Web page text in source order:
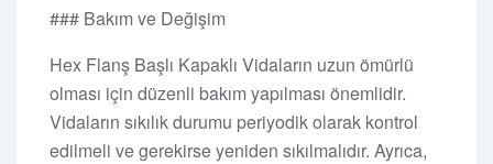
### Bakım ve Değişim
Hex Flanş Başlı Kapaklı Vidaların uzun ömürlü
olması için düzenli bakım yapılması önemlidir.
Vidaların sıkılık durumu periyodik olarak kontrol
edilmeli ve gerekirse yeniden sıkılmalıdır. Ayrıca,